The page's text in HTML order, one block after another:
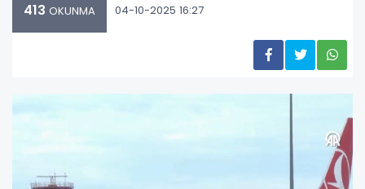
413 OKUNMA 04-10-2025 16:27